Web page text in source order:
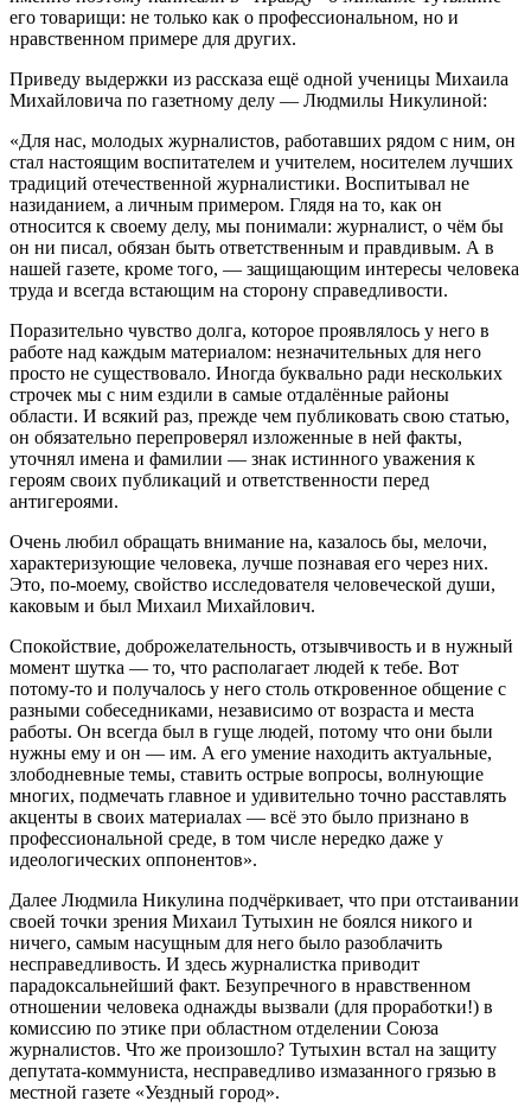
его товарищи: не только как о профессиональном, но и
нравственном примере для других.
Приведу выдержки из рассказа ещё одной ученицы Михаила
Михайловича по газетному делу — Людмилы Никулиной:
«Для нас, молодых журналистов, работавших рядом с ним, он
стал настоящим воспитателем и учителем, носителем лучших
традиций отечественной журналистики. Воспитывал не
назиданием, а личным примером. Глядя на то, как он
относится к своему делу, мы понимали: журналист, о чём бы
он ни писал, обязан быть ответственным и правдивым. А в
нашей газете, кроме того, — защищающим интересы человека
труда и всегда встающим на сторону справедливости.
Поразительно чувство долга, которое проявлялось у него в
работе над каждым материалом: незначительных для него
просто не существовало. Иногда буквально ради нескольких
строчек мы с ним ездили в самые отдалённые районы
области. И всякий раз, прежде чем публиковать свою статью,
он обязательно перепроверял изложенные в ней факты,
уточнял имена и фамилии — знак истинного уважения к
героям своих публикаций и ответственности перед
антигероями.
Очень любил обращать внимание на, казалось бы, мелочи,
характеризующие человека, лучше познавая его через них.
Это, по-моему, свойство исследователя человеческой души,
каковым и был Михаил Михайлович.
Спокойствие, доброжелательность, отзывчивость и в нужный
момент шутка — то, что располагает людей к тебе. Вот
потому-то и получалось у него столь откровенное общение с
разными собеседниками, независимо от возраста и места
работы. Он всегда был в гуще людей, потому что они были
нужны ему и он — им. А его умение находить актуальные,
злободневные темы, ставить острые вопросы, волнующие
многих, подмечать главное и удивительно точно расставлять
акценты в своих материалах — всё это было признано в
профессиональной среде, в том числе нередко даже у
идеологических оппонентов».
Далее Людмила Никулина подчёркивает, что при отстаивании
своей точки зрения Михаил Тутыхин не боялся никого и
ничего, самым насущным для него было разоблачить
несправедливость. И здесь журналистка приводит
парадоксальнейший факт. Безупречного в нравственном
отношении человека однажды вызвали (для проработки!) в
комиссию по этике при областном отделении Союза
журналистов. Что же произошло? Тутыхин встал на защиту
депутата-коммуниста, несправедливо измазанного грязью в
местной газете «Уездный город».